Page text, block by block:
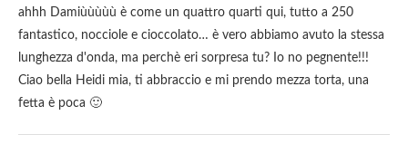
ahhh Damiùùùùù è come un quattro quarti qui, tutto a 250
fantastico, nocciole e cioccolato… è vero abbiamo avuto la stessa
lunghezza d'onda, ma perchè eri sorpresa tu? Io no pegnente!!!
Ciao bella Heidi mia, ti abbraccio e mi prendo mezza torta, una
fetta è poca 🙂